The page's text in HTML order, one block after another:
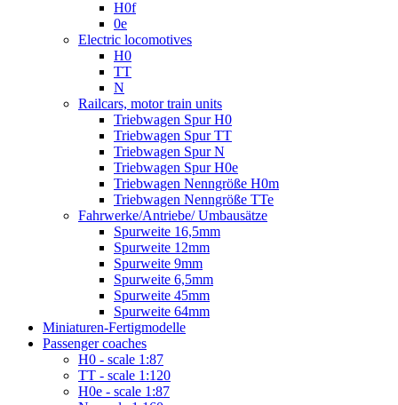
H0f
0e
Electric locomotives
H0
TT
N
Railcars, motor train units
Triebwagen Spur H0
Triebwagen Spur TT
Triebwagen Spur N
Triebwagen Spur H0e
Triebwagen Nenngröße H0m
Triebwagen Nenngröße TTe
Fahrwerke/Antriebe/ Umbausätze
Spurweite 16,5mm
Spurweite 12mm
Spurweite 9mm
Spurweite 6,5mm
Spurweite 45mm
Spurweite 64mm
Miniaturen-Fertigmodelle
Passenger coaches
H0 - scale 1:87
TT - scale 1:120
H0e - scale 1:87